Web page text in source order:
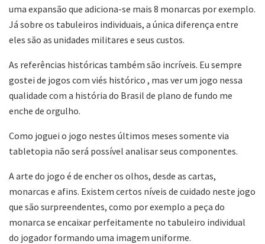
uma expansão que adiciona-se mais 8 monarcas por exemplo.
Já sobre os tabuleiros individuais, a única diferença entre
eles são as unidades militares e seus custos.
As referências históricas também são incríveis. Eu sempre
gostei de jogos com viés histórico , mas ver um jogo nessa
qualidade com a história do Brasil de plano de fundo me
enche de orgulho.
Como joguei o jogo nestes últimos meses somente via
tabletopia não será possível analisar seus componentes.
A arte do jogo é de encher os olhos, desde as cartas,
monarcas e afins. Existem certos níveis de cuidado neste jogo
que são surpreendentes, como por exemplo a peça do
monarca se encaixar perfeitamente no tabuleiro individual
do jogador formando uma imagem uniforme.